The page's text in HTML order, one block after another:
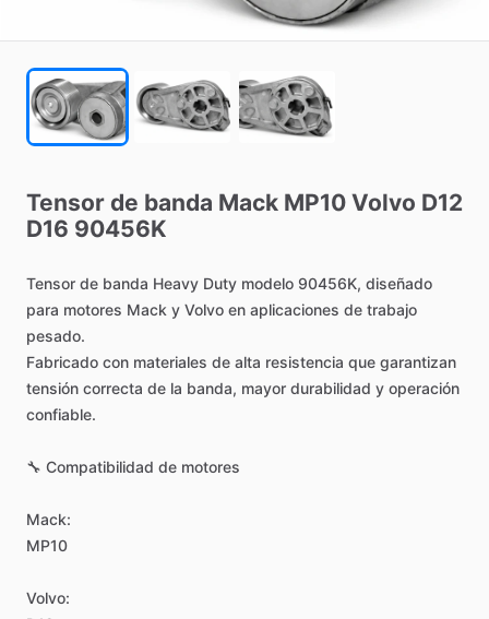
Tensor de banda Mack MP10 Volvo D12
D16 90456K
Tensor de banda Heavy Duty modelo 90456K, diseñado
para motores Mack y Volvo en aplicaciones de trabajo
pesado.
Fabricado con materiales de alta resistencia que garantizan
tensión correcta de la banda, mayor durabilidad y operación
confiable.
🔧 Compatibilidad de motores
Mack:
MP10
Volvo: